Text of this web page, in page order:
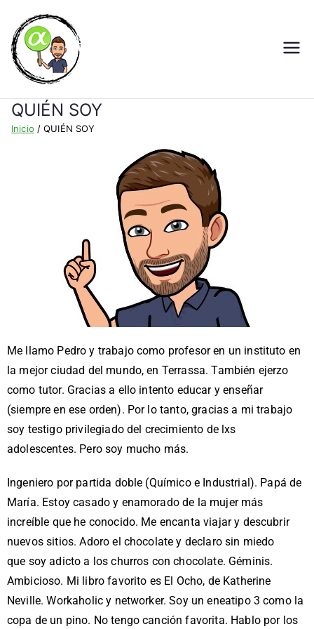
QUIÉN SOY
Inicio QUIÉN SOY
Me llamo Pedro y trabajo como profesor en un instituto en
la mejor ciudad del mundo, en Terrassa. También ejerzo
como tutor. Gracias a ello intento educar y enseñar
(siempre en ese orden). Por lo tanto, gracias a mi trabajo
soy testigo privilegiado del crecimiento de lxs
adolescentes. Pero soy mucho más.
Ingeniero por partida doble (Químico e Industrial). Papá de
María. Estoy casado y enamorado de la mujer más
increíble que he conocido. Me encanta viajar y descubrir
nuevos sitios. Adoro el chocolate y declaro sin miedo
que soy adicto a los churros con chocolate. Géminis.
Ambicioso. Mi libro favorito es El Ocho, de Katherine
Neville. Workaholic y networker. Soy un eneatipo 3 como la
copa de un pino. No tengo canción favorita. Hablo por los